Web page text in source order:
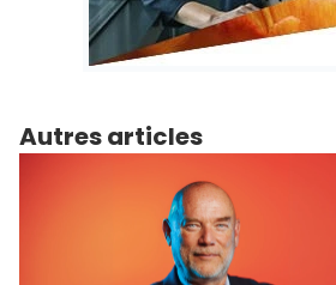
Autres articles